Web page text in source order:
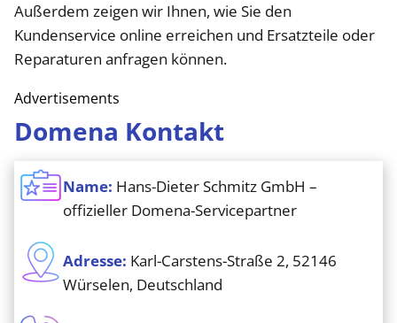
Außerdem zeigen wir Ihnen, wie Sie den
Kundenservice online erreichen und Ersatzteile oder
Reparaturen anfragen können.
Advertisements
Domena Kontakt
Name: Hans-Dieter Schmitz GmbH –
offizieller Domena-Servicepartner
Adresse: Karl-Carstens-Straße 2, 52146
Würselen, Deutschland